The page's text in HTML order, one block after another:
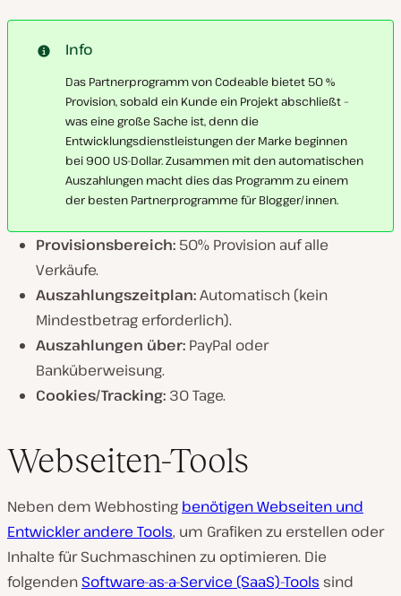
Info
Das Partnerprogramm von Codeable bietet 50 %
Provision, sobald ein Kunde ein Projekt abschließt –
was eine große Sache ist, denn die
Entwicklungsdienstleistungen der Marke beginnen
bei 900 US-Dollar. Zusammen mit den automatischen
Auszahlungen macht dies das Programm zu einem
der besten Partnerprogramme für Blogger/innen.
Provisionsbereich: 50% Provision auf alle
Verkäufe.
Auszahlungszeitplan:Automatisch (kein
Mindestbetrag erforderlich).
Auszahlungen über: PayPal oder
Banküberweisung.
Cookies/Tracking: 30 Tage.
Webseiten-Tools
Neben dem Webhosting benötigen Webseiten und
Entwickler andere Tools, um Grafiken zu erstellen oder
Inhalte für Suchmaschinen zu optimieren. Die
folgenden Software-as-a-Service (SaaS)-Tools sind